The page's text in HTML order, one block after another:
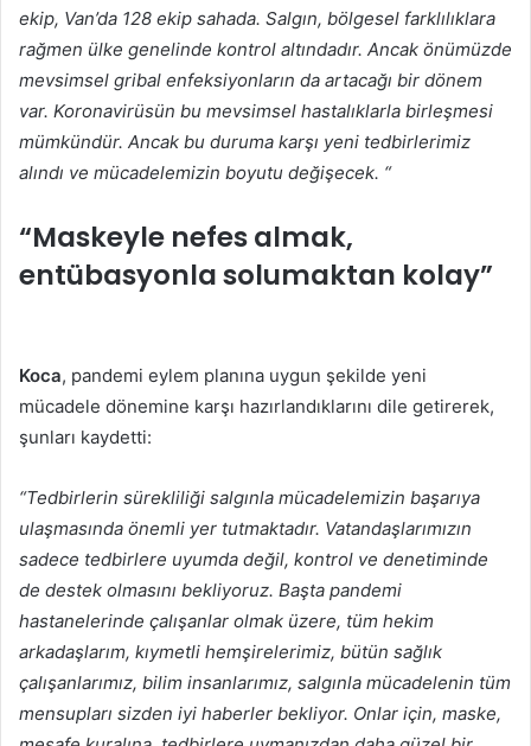
ekip, Van’da 128 ekip sahada. Salgın, bölgesel farklılıklara
rağmen ülke genelinde kontrol altındadır. Ancak önümüzde
mevsimsel gribal enfeksiyonların da artacağı bir dönem
var. Koronavirüsün bu mevsimsel hastalıklarla birleşmesi
mümkündür. Ancak bu duruma karşı yeni tedbirlerimiz
alındı ve mücadelemizin boyutu değişecek. “
“Maskeyle nefes almak,
entübasyonla solumaktan kolay”
Koca, pandemi eylem planına uygun şekilde yeni
mücadele dönemine karşı hazırlandıklarını dile getirerek,
şunları kaydetti:
“Tedbirlerin sürekliliği salgınla mücadelemizin başarıya
ulaşmasında önemli yer tutmaktadır. Vatandaşlarımızın
sadece tedbirlere uyumda değil, kontrol ve denetiminde
de destek olmasını bekliyoruz. Başta pandemi
hastanelerinde çalışanlar olmak üzere, tüm hekim
arkadaşlarım, kıymetli hemşirelerimiz, bütün sağlık
çalışanlarımız, bilim insanlarımız, salgınla mücadelenin tüm
mensupları sizden iyi haberler bekliyor. Onlar için, maske,